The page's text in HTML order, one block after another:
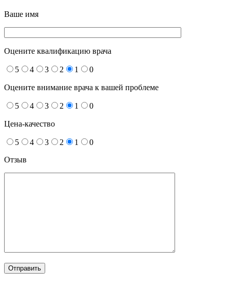
Ваше имя
Оцените квалификацию врача
5 4 3 2 1 0
Оцените внимание врача к вашей проблеме
5 4 3 2 1 0
Цена-качество
5 4 3 2 1
0
Отзыв